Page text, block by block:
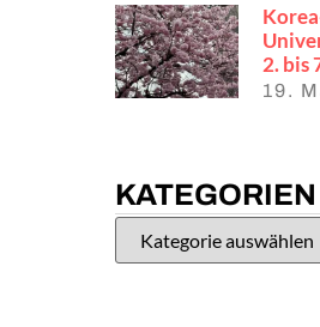
2. bis
19.
KATEGORIEN